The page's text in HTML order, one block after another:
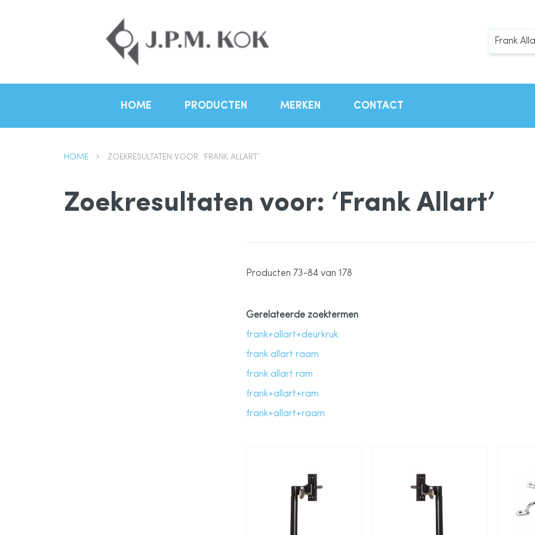
Zoek
HOME PRODUCTEN MERKEN CONTACT
HOME ZOEKRESULTATEN VOOR: ‘FRANK ALLART’
Zoekresultaten voor: ‘Frank Allart’
Producten 73-84 van 178
Gerelateerde zoektermen
frank+allart+deurkruk
frank allart raam
frank allart ram
frank+allart+ram
frank+allart+raam